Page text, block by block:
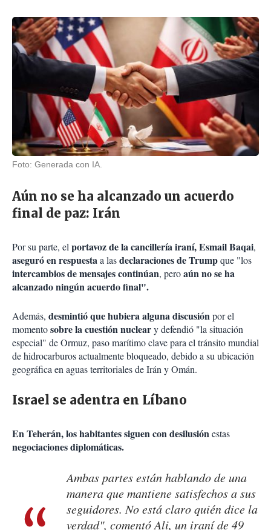
Foto: Generada con IA.
Aún no se ha alcanzado un acuerdo
final de paz: Irán
Por su parte, elportavoz de la cancillería iraní, Esmail Baqai,
aseguróen respuestaa lasdeclaraciones de Trumpque "los
intercambios de mensajes continúan, peroaún no se ha
alcanzado ningún acuerdo final".
Además, desmintió que hubiera alguna discusiónpor el
momentosobre la cuestión nucleary defendió "la situación
especial" de Ormuz, paso marítimo clave para el tránsito mundial
de hidrocarburos actualmente bloqueado, debido a su ubicación
geográfica en aguas territoriales de Irán y Omán.
Israel se adentra en Líbano
En Teherán, los habitantes siguencon desilusiónestas
negociaciones diplomáticas.
Ambas partes están hablando de una
manera que mantiene satisfechos a sus
seguidores. No está claro quién dice la
verdad", comentó Ali, un iraní de 49